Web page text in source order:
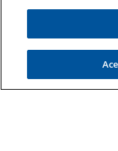
Duke University